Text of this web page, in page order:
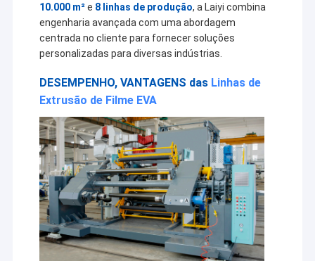
Casa
Produtos
Sobre nós
10.000 m²e 8 linhas de produção, a Laiyi combina
engenharia avançada com uma abordagem
centrada no cliente para fornecer soluções
personalizadas para diversas indústrias.
DESEMPENHO, VANTAGENS das Linhas de
Extrusão de Filme EVA
A Jiangsu Laiyi Packing Machinery Co., Ltd foi fundada em
2007 e mudou-se para o distrito de Jintan em 2015. The
new factory with enlarged scale and advanced
technology has improved its brand influence and become